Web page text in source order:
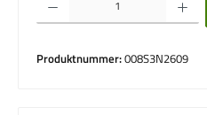
Produktnummer:008S3N2609